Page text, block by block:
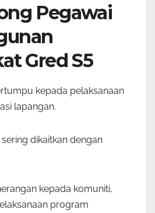
Pegawai
Gred S5
kepada pelaksanaan
lapangan.
dikaitkan dengan
kepada komuniti,
program